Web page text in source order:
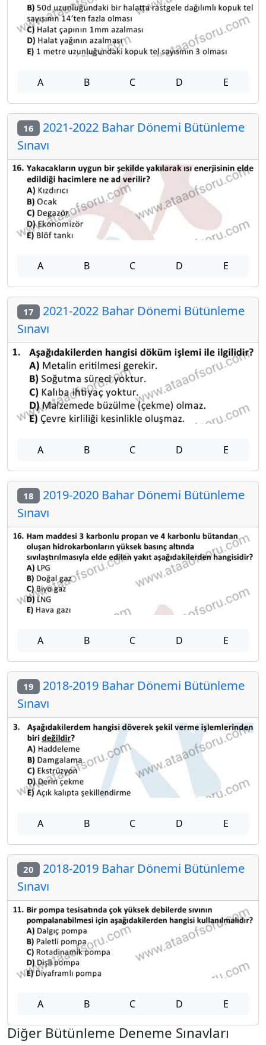
A B C D E
16 2021-2022 Bahar Dönemi Bütünleme
Sınavı
A B C D E
17 2021-2022 Bahar Dönemi Bütünleme
Sınavı
A B C D E
18 2019-2020 Bahar Dönemi Bütünleme
Sınavı
A B C D E
19 2018-2019 Bahar Dönemi Bütünleme
Sınavı
A B C D E
20 2018-2019 Bahar Dönemi Bütünleme
Sınavı
A B C D E
Diğer Bütünleme Deneme Sınavları